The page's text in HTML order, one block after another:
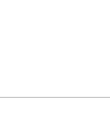
Alto (cm)